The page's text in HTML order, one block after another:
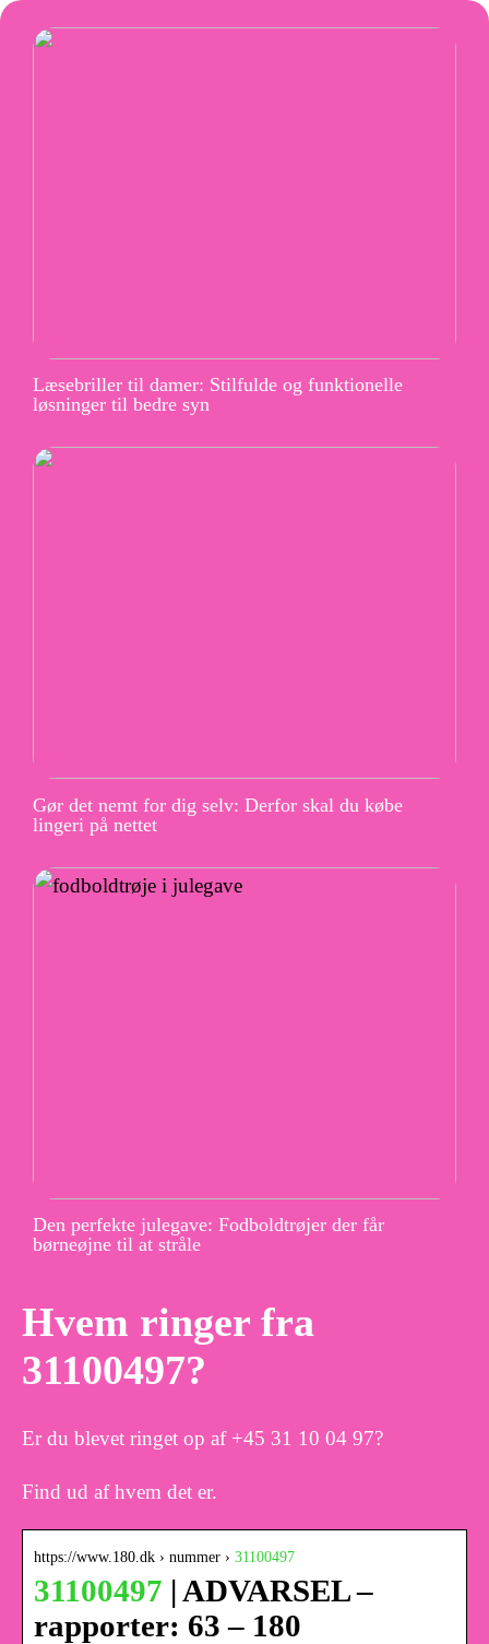
Læsebriller til damer: Stilfulde og funktionelle
løsninger til bedre syn
Gør det nemt for dig selv: Derfor skal du købe
lingeri på nettet
Den perfekte julegave: Fodboldtrøjer der får
børneøjne til at stråle
Hvem ringer fra
31100497?
Er du blevet ringet op af +45 31 10 04 97?
Find ud af hvem det er.
https://www.180.dk › nummer › 31100497
31100497 | ADVARSEL –
rapporter: 63 – 180